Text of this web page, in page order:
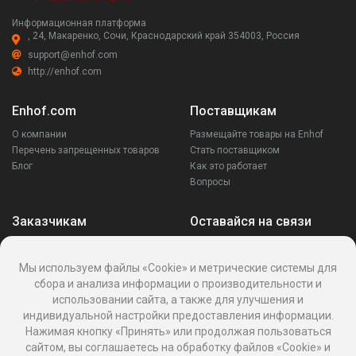
Информационная платформа
, 24, Макаренко, Сочи, Краснодарский край 354003, Россия
support@enhof.com
http://enhof.com
Enhof.com
О компании
Перечень запрещенных товаров
Блог
Поставщикам
Размещайте товары на Enhof
Стать поставщиком
Как это работает
Вопросы
Заказчикам
Написать поставщику
Реквизиты
Оставайся на связи
Мы используем файлы «Cookie» и метрические системы для
сбора и анализа информации о производительности и
использовании сайта, а также для улучшения и
индивидуальной настройки предоставления информации.
Нажимая кнопку «Принять» или продолжая пользоваться
сайтом, вы соглашаетесь на обработку файлов «Cookie» и